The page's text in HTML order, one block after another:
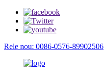
Rele nou: 0086-0576-89902506